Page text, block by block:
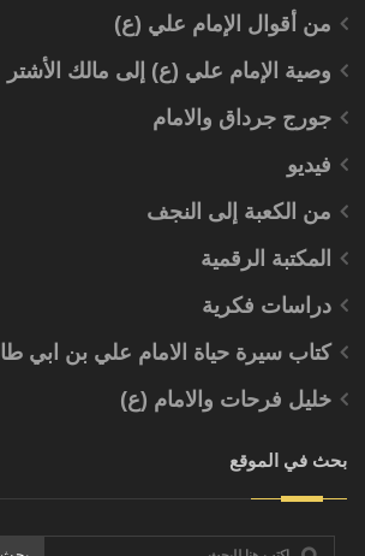
من أقوال الإمام علي (ع)
وصية الإمام علي (ع) إلى مالك الأشتر
جورج جرداق والامام
فيديو
من الكعبة إلى النجف
المكتبة الرقمية
دراسات فكرية
كتاب سيرة حياة الامام علي بن ابي
خليل فرحات والامام (ع)
بحث في الموقع